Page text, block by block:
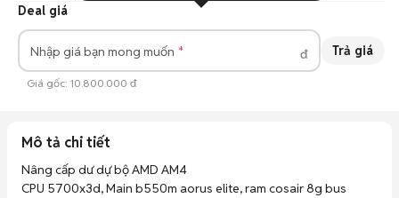
Deal giá
Nhập giá bạn mong muốn đ Trả giá
Giá gốc: 10.800.000 đ
Mô tả chi tiết
Nâng cấp dư dự bộ AMD AM4
CPU 5700x3d, Main b550m aorus elite, ram cosair 8g bus